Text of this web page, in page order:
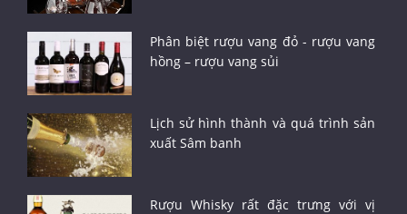
Phân biệt rượu vang đỏ - rượu vang
hồng – rượu vang sủi
Lịch sử hình thành và quá trình sản
xuất Sâm banh
Rượu Whisky rất đặc trưng với vị